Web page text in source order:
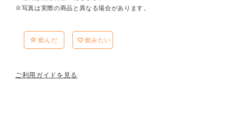
※写真は実際の商品と異なる場合があります。
飲んだ 飲みたい
ご利用ガイドを見る